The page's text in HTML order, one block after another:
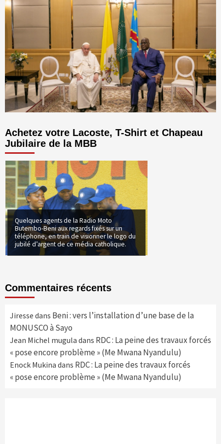
Achetez votre Lacoste, T-Shirt et Chapeau
Jubilaire de la MBB
Quelques agents de la Radio Moto
Butembo-Beni aux regards fixés sur un
téléphone, en train de visionner le logo du
jubilé d’argent de ce média catholique.
Commentaires récents
Jiresse dans Beni : vers l’installation d’une base de la
MONUSCO à Sayo
Jean Michel mugula dans RDC : La peine des travaux forcés
« pose encore problème » (Me Mwana Nyandulu)
Enock Mukina dans RDC : La peine des travaux forcés
« pose encore problème » (Me Mwana Nyandulu)